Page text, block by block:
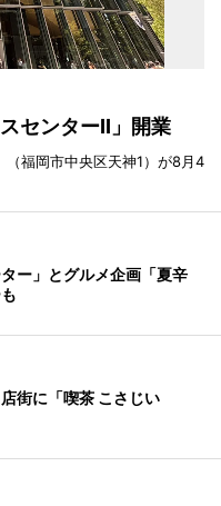
センターII」開業
（福岡市中央区天神1）が8月4
ー」とグルメ企画「夏辛
街に「喫茶 こさじい